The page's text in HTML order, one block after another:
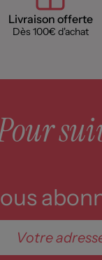
Livraison offerte
Dès 100€ d'achat